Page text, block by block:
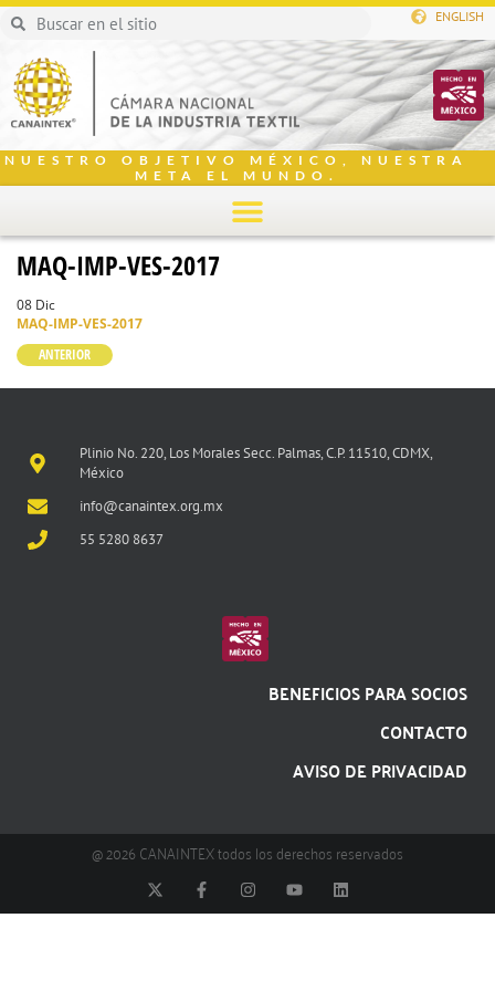
ENGLISH
NUESTRO OBJETIVO MÉXICO, NUESTRA
META EL MUNDO.
MAQ-IMP-VES-2017
08 Dic
MAQ-IMP-VES-2017
ANTERIOR
Plinio No. 220, Los Morales Secc. Palmas, C.P. 11510, CDMX,
México
info@canaintex.org.mx
55 5280 8637
BENEFICIOS PARA SOCIOS
CONTACTO
AVISO DE PRIVACIDAD
@ 2026 CANAINTEX todos los derechos reservados